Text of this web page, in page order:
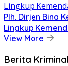
Plh. Dirjen Bina
Lingkup
View More
Berita Kriminal